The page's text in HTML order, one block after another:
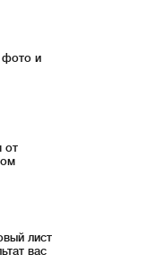
фото и
от
лист
вас